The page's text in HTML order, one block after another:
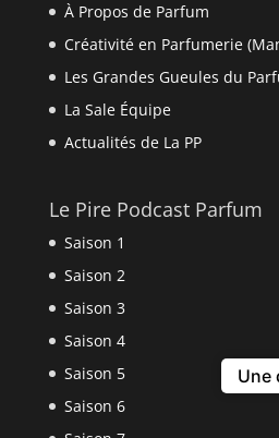
À Propos de Parfum
Créativité en Parfumerie
Les Grandes Gueules du
La Sale Équipe
Actualités de La PP
Le Pire Podcast Parfum
Saison 1
Saison 2
Saison 3
Saison 4
Saison 5
Saison 6
Une